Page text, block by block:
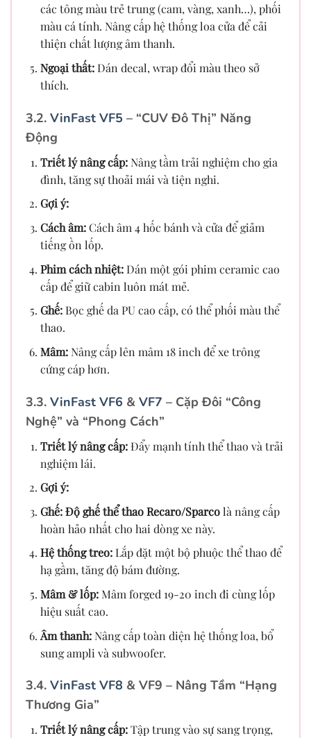
các tông màu trẻ trung (cam, vàng, xanh…), phối
màu cá tính. Nâng cấp hệ thống loa cửa để cải
thiện chất lượng âm thanh.
Ngoại thất:Dán decal, wrap đổi màu theo sở
thích.
3.2. VinFast VF5 – “CUV Đô Thị” Năng
Động
Triết lý nâng cấp:Nâng tầm trải nghiệm cho gia
đình, tăng sự thoải mái và tiện nghi.
Gợi ý:
Cách âm:Cách âm 4 hốc bánh và cửa để giảm
tiếng ồn lốp.
Phim cách nhiệt:Dán một gói phim ceramic cao
cấp để giữ cabin luôn mát mẻ.
Ghế:Bọc ghế da PU cao cấp, có thể phối màu thể
thao.
Mâm:Nâng cấp lên mâm 18 inch để xe trông
cứng cáp hơn.
3.3. VinFast VF6 & VF7 – Cặp Đôi “Công
Nghệ” và “Phong Cách”
Triết lý nâng cấp:Đẩy mạnh tính thể thao và trải
nghiệm lái.
Gợi ý:
Ghế: Độ ghế thể thao Recaro/Sparcolà nâng cấp
hoàn hảo nhất cho hai dòng xe này.
Hệ thống treo:Lắp đặt một bộ phuộc thể thao để
hạ gầm, tăng độ bám đường.
Mâm & lốp:Mâm forged 19-20 inch đi cùng lốp
hiệu suất cao.
Âm thanh:Nâng cấp toàn diện hệ thống loa, bổ
sung ampli và subwoofer.
3.4. VinFast VF8 & VF9 – Nâng Tầm “Hạng
Thương Gia”
Triết lý nâng cấp:Tập trung vào sự sang trọng,